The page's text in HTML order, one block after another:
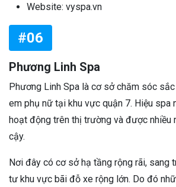
Website: vyspa.vn
#06
Phương Linh Spa
Phương Linh Spa là cơ sở chăm sóc
em phụ nữ tại khu vực quận 7. Hiệu spa
hoạt động trên thị trường và được nhiều
cậy.
Nơi đây có cơ sở hạ tầng rộng rãi, sang
tư khu vực bãi đỗ xe rộng lớn. Do đó